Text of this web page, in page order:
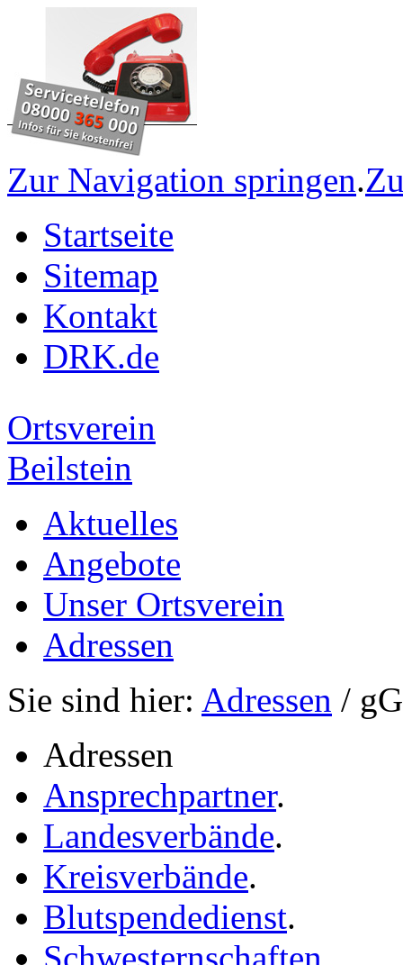
Zur Navigation springen.
Startseite
Sitemap
Kontakt
DRK.de
Ortsverein
Beilstein
Aktuelles
Angebote
Unser Ortsverein
Adressen
Sie sind hier: Adressen /
Adressen
Ansprechpartner.
Landesverbände.
Kreisverbände.
Blutspendedienst.